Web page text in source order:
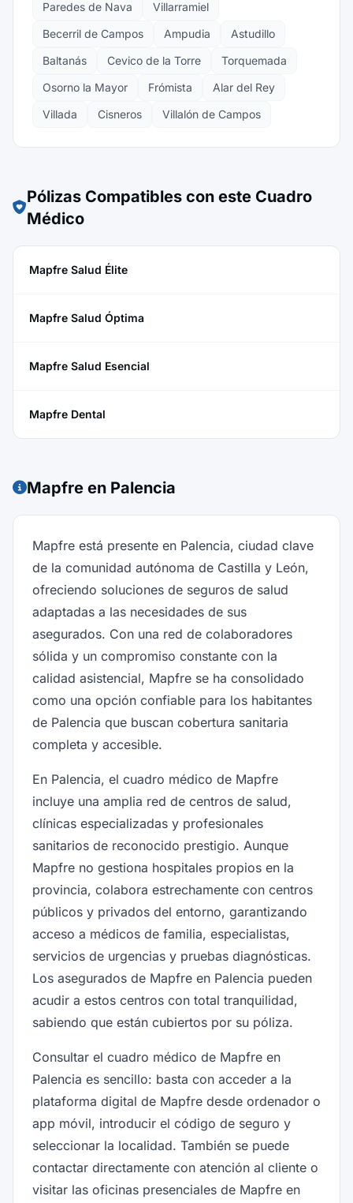
Paredes de Nava
Villarramiel
Becerril de Campos
Ampudia
Astudillo
Baltanás
Cevico de la Torre
Torquemada
Osorno la Mayor
Frómista
Alar del Rey
Villada
Cisneros Villalón de Campos
Pólizas Compatibles con este Cuadro
Médico
Mapfre Salud Élite
Mapfre Salud Óptima
Mapfre Salud Esencial
Mapfre Dental
Mapfre en Palencia
Mapfre está presente en Palencia, ciudad clave
de la comunidad autónoma de Castilla y León,
ofreciendo soluciones de seguros de salud
adaptadas a las necesidades de sus
asegurados. Con una red de colaboradores
sólida y un compromiso constante con la
calidad asistencial, Mapfre se ha consolidado
como una opción confiable para los habitantes
de Palencia que buscan cobertura sanitaria
completa y accesible.
En Palencia, el cuadro médico de Mapfre
incluye una amplia red de centros de salud,
clínicas especializadas y profesionales
sanitarios de reconocido prestigio. Aunque
Mapfre no gestiona hospitales propios en la
provincia, colabora estrechamente con centros
públicos y privados del entorno, garantizando
acceso a médicos de familia, especialistas,
servicios de urgencias y pruebas diagnósticas.
Los asegurados de Mapfre en Palencia pueden
acudir a estos centros con total tranquilidad,
sabiendo que están cubiertos por su póliza.
Consultar el cuadro médico de Mapfre en
Palencia es sencillo: basta con acceder a la
plataforma digital de Mapfre desde ordenador o
app móvil, introducir el código de seguro y
seleccionar la localidad. También se puede
contactar directamente con atención al cliente o
visitar las oficinas presenciales de Mapfre en